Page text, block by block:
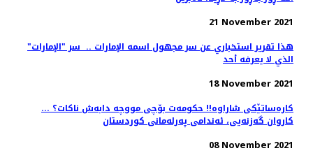
21 November 2021
هذا تقرير استخباري عن سر مجهول اسمه الإمارات .. ‏ سر "الإمارات"
الذي لا يعرفه أحد
18 November 2021
کارەساتێکی شاراوە!! حکومەت بۆچی مووچە دابەش ناکات؟ ...
كاروان گه‌زنه‌یی، ئه‌ندامی په‌رله‌مانی كوردستان
08 November 2021